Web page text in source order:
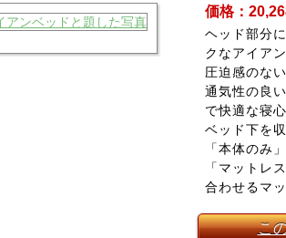
価格：
ヘッド部分
クなアイア
圧迫感のな
通気性の良
で快適な寝
ベッド下を
「本体のみ
「マットレ
合わせるマ
こ